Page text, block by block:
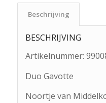
Beschrijving
BESCHRIJVING
Artikelnummer:
Duo Gavotte
Noortje van